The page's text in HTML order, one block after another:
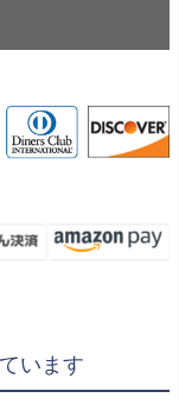
います